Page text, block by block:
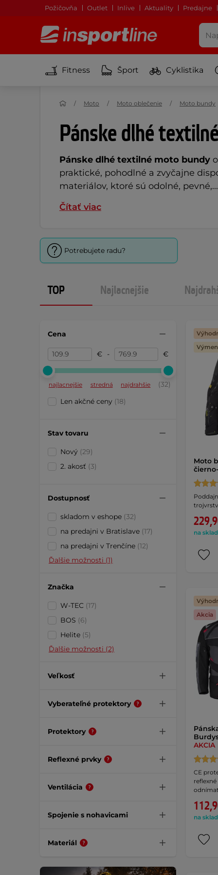
Požičovňa Outlet Inlive Aktuality Predajne
Fitness Šport Cyklistika
Pánske dlhé
Pánske dlhé textilné moto bundy
praktické, pohodlné a zvyčajne
materiálov, ktoré sú odolné, pevné,...
Čítať viac
Moto Moto oblečenie Moto bundy
Potrebujete radu?
TOP Najlacnejšie
Cena
€ - €
najlacnejšie stredná najdrahšie
(32)
Len akčné ceny (18)
Stav tovaru
Nový (29)
2. akosť (3)
Dostupnosť
skladom v eshope (32)
na predajni v Bratislave (17)
na predajni v Trenčíne (12)
Ďalšie možnosti (1)
Značka
W-TEC (17)
BOS (6)
Helite (5)
Ďalšie možnosti (2)
Veľkosť
Vyberateľné protektory
Protektory
Reflexné prvky
Ventilácia
Spojenie s nohavicami
Materiál
Moto
na
Akcia
AKCIA
CE
na